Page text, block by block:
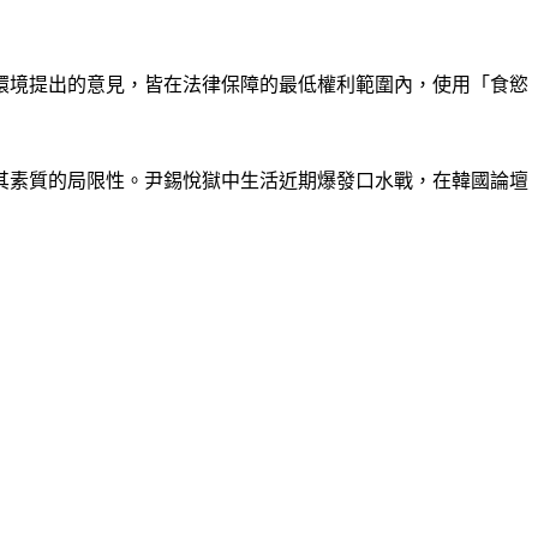
提出的意見，皆在法律保障的最低權利範圍內，使用「食慾
質的局限性。尹錫悅獄中生活近期爆發口水戰，在韓國論壇